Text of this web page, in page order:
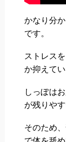
かなり分
です。
ストレス
か抑えてい
しっぽは
が残りや
そのため